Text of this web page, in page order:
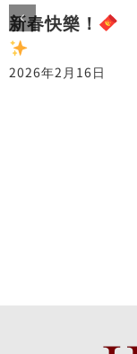
新春快樂！
2026年2月16日